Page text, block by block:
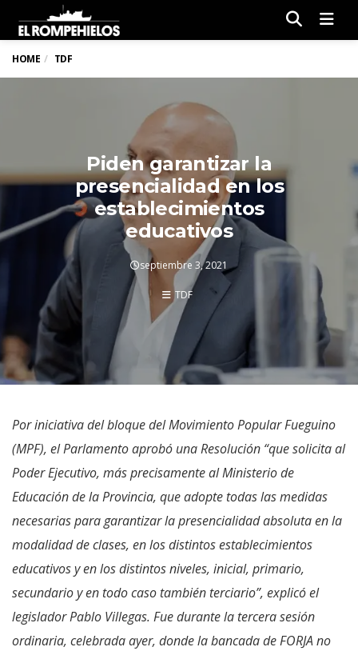
HOME TDF
Piden garantizar la
presencialidad en los
establecimientos
educativos
septiembre 3, 2021
TDF
Por iniciativa del bloque del Movimiento Popular Fueguino
(MPF), el Parlamento aprobó una Resolución “que solicita al
Poder Ejecutivo, más precisamente al Ministerio de
Educación de la Provincia, que adopte todas las medidas
necesarias para garantizar la presencialidad absoluta en la
modalidad de clases, en los distintos establecimientos
educativos y en los distintos niveles, inicial, primario,
secundario y en todo caso también terciario”, explicó el
legislador Pablo Villegas. Fue durante la tercera sesión
ordinaria, celebrada ayer, donde la bancada de FORJA no